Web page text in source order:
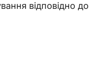
відповідно до